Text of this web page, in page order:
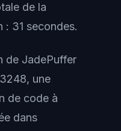
de la
: 31 secondes.
de JadePuffer
une
de code à
dans